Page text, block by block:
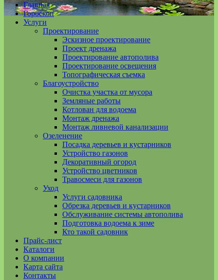
Главная
Гороскоп
Услуги
Проектирование
Эскизное проектирование
Проект дренажа
Проектирование автополива
Проектирование освещения
Топографическая съемка
Благоустройство
Очистка участка от мусора
Земляные работы
Котлован для водоема
Монтаж дренажа
Монтаж ливневой канализации
Озеленение
Посадка деревьев и кустарников
Устройство газонов
Декоративный огород
Устройство цветников
Травосмеси для газонов
Уход
Услуги садовника
Обрезка деревьев и кустарников
Обслуживание системы автополива
Подготовка водоема к зиме
Кто такой садовник
Прайс-лист
Каталоги
О компании
Карта сайта
Контакты